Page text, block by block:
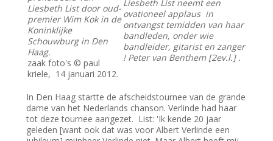
Liesbeth List door oud-
premier Wim Kok in de
Koninklijke
Schouwburg in Den
Haag.
zaak foto's © paul
kriele, 14 januari 2012.
Liesbeth List neemt een
ovationeel applaus in
ontvangst temidden van haar
bandleden, onder wie
bandleider, gitarist en zanger
! Peter van Benthem [2ev.l.] .
In Den Haag startte de afscheidstournee van de grande
dame van het Nederlands chanson. Verlinde had haar
tot deze tournee aangezet. List: 'Ik kende 20 jaar
geleden [want ook dat was voor Albert Verlinde een